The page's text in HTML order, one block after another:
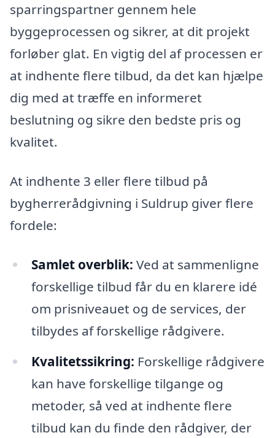
sparringspartner gennem hele
byggeprocessen og sikrer, at dit projekt
forløber glat. En vigtig del af processen er
at indhente flere tilbud, da det kan hjælpe
dig med at træffe en informeret
beslutning og sikre den bedste pris og
kvalitet.
At indhente 3 eller flere tilbud på
bygherrerådgivning i Suldrup giver flere
fordele:
Samlet overblik: Ved at sammenligne
forskellige tilbud får du en klarere idé
om prisniveauet og de services, der
tilbydes af forskellige rådgivere.
Kvalitetssikring: Forskellige rådgivere
kan have forskellige tilgange og
metoder, så ved at indhente flere
tilbud kan du finde den rådgiver, der